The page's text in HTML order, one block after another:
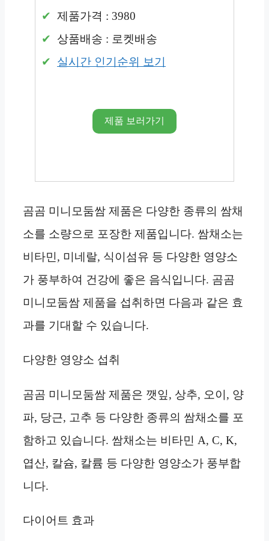
제품가격 : 3980
상품배송 : 로켓배송
실시간 인기순위 보기
제품 보러가기
곰곰 미니모둠쌈 제품은 다양한 종류의 쌈채
소를 소량으로 포장한 제품입니다. 쌈채소는
비타민, 미네랄, 식이섬유 등 다양한 영양소
가 풍부하여 건강에 좋은 음식입니다. 곰곰
미니모둠쌈 제품을 섭취하면 다음과 같은 효
과를 기대할 수 있습니다.
다양한 영양소 섭취
곰곰 미니모둠쌈 제품은 깻잎, 상추, 오이, 양
파, 당근, 고추 등 다양한 종류의 쌈채소를 포
함하고 있습니다. 쌈채소는 비타민 A, C, K,
엽산, 칼슘, 칼륨 등 다양한 영양소가 풍부합
니다.
다이어트 효과